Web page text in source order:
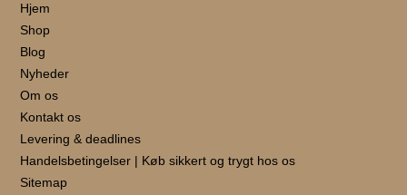
Hjem
Shop
Blog
Nyheder
Om os
Kontakt os
Levering & deadlines
Handelsbetingelser | Køb sikkert og trygt hos os
Sitemap